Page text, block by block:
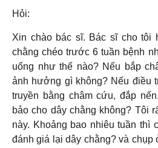
Hỏi:
Xin chào bác sĩ. Bác sĩ cho tôi
chằng chéo trước 6 tuần bệnh
uống như thế nào? Nếu bắp
ảnh hưởng gì không? Nếu điều
truyền bằng châm cứu, đắp
bảo cho dây chằng không? Tôi
này. Khoảng bao nhiêu tuần thì
đánh giá lại dây chằng? và chụp